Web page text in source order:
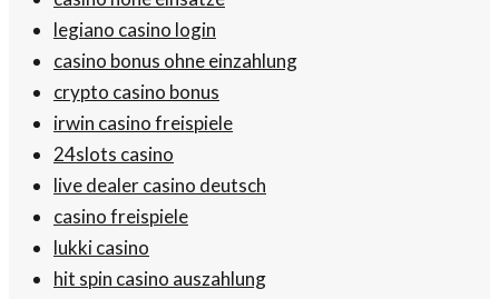
legiano casino login
casino bonus ohne einzahlung
crypto casino bonus
irwin casino freispiele
24slots casino
live dealer casino deutsch
casino freispiele
lukki casino
hit spin casino auszahlung